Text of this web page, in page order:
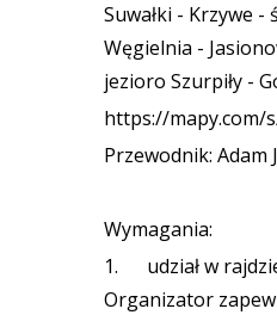
Suwałki - Krzywe
Węgielnia -
jezioro Szurpiły -
https://mapy.com/
Przewodnik: Adam
Wymagania:
1. udział w
Organizator